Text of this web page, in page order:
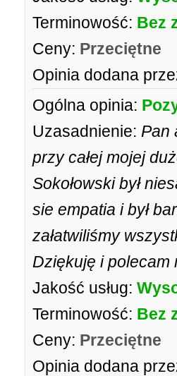
Terminowość: Bez
Ceny: Przeciętne
Opinia dodana
Ogólna opinia:
Uzasadnienie: Pan
przy całej mojej
Sokołowski był
sie empatia i był
załatwiliśmy
Dziękuję i polecam
Jakość usług:
Terminowość: Bez
Ceny: Przeciętne
Opinia dodana